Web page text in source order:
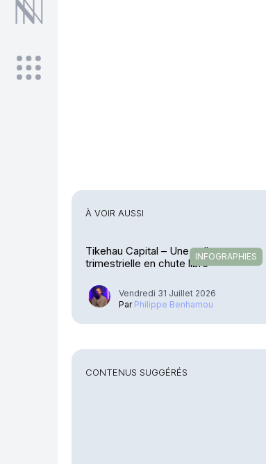
À VOIR AUSSI
INFOGRAPHIES
Tikehau Capital – Une collecte
trimestrielle en chute libre
Vendredi 31 Juillet 2026
Par Philippe Benhamou
CONTENUS SUGGÉRÉS